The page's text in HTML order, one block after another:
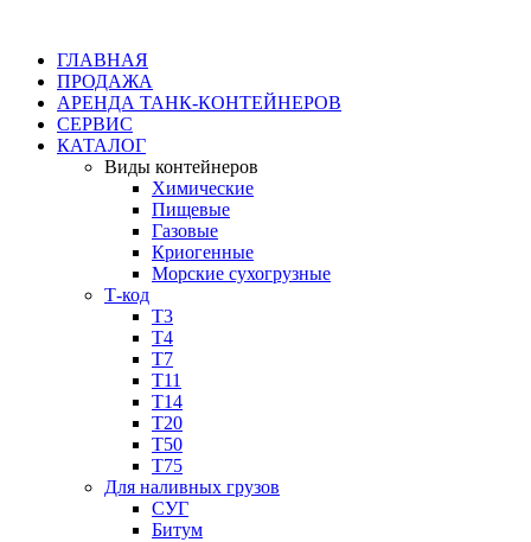
ГЛАВНАЯ
ПРОДАЖА
АРЕНДА ТАНК-КОНТЕЙНЕРОВ
СЕРВИС
КАТАЛОГ
Виды контейнеров
Химические
Пищевые
Газовые
Криогенные
Морские сухогрузные
Т-код
Т3
Т4
Т7
Т11​
Т14
Т20
Т50
Т75
Для наливных грузов
СУГ
Битум